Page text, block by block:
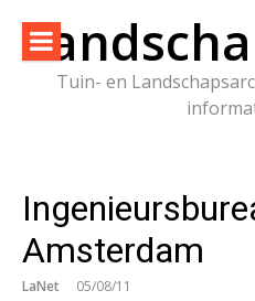
inhoud
springenTuin- en
Amsterdam
LaNet 05/08/11